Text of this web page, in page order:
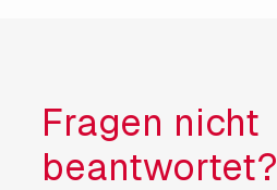
Fragen nicht
beantwortet?